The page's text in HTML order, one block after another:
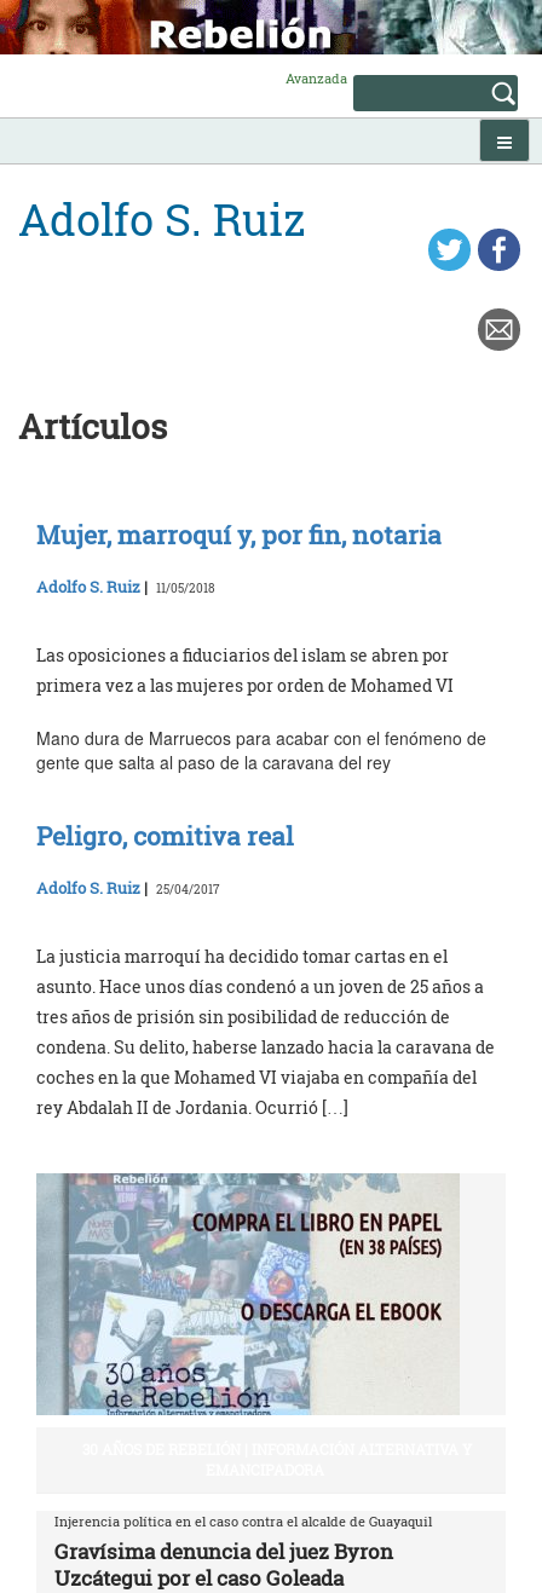
Skip
to
content
Avanzada
Adolfo S. Ruiz
Artículos
Mujer, marroquí y, por fin, notaria
Adolfo S. Ruiz | 11/05/2018
Las oposiciones a fiduciarios del islam se abren por
primera vez a las mujeres por orden de Mohamed VI
Mano dura de Marruecos para acabar con el fenómeno de
gente que salta al paso de la caravana del rey
Peligro, comitiva real
Adolfo S. Ruiz | 25/04/2017
La justicia marroquí ha decidido tomar cartas en el
asunto. Hace unos días condenó a un joven de 25 años a
tres años de prisión sin posibilidad de reducción de
condena. Su delito, haberse lanzado hacia la caravana de
coches en la que Mohamed VI viajaba en compañía del
rey Abdalah II de Jordania. Ocurrió […]
Injerencia política en el caso contra el alcalde de Guayaquil
Gravísima denuncia del juez Byron
Uzcátegui por el caso Goleada